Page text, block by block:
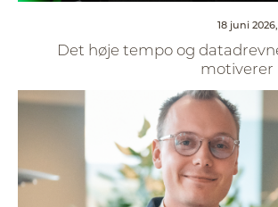
18 juni 2026,
Det høje tempo og
motiverer